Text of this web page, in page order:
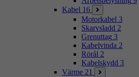
Kabel 16
Motorkabel 3
Skarvsladd 2
Grenuttag 3
Kabelvinda 2
Rörål 2
Kabelskydd 3
Värme 21